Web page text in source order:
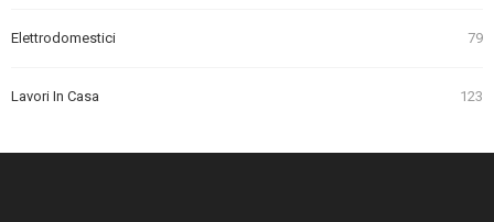
Elettrodomestici 79
Lavori In Casa 123